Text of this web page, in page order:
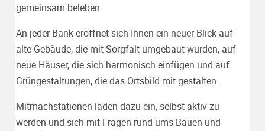
gemeinsam beleben.
An jeder Bank eröffnet sich Ihnen ein neuer Blick auf
alte Gebäude, die mit Sorgfalt umgebaut wurden, auf
neue Häuser, die sich harmonisch einfügen und auf
Grüngestaltungen, die das Ortsbild mit gestalten.
Mitmachstationen laden dazu ein, selbst aktiv zu
werden und sich mit Fragen rund ums Bauen und